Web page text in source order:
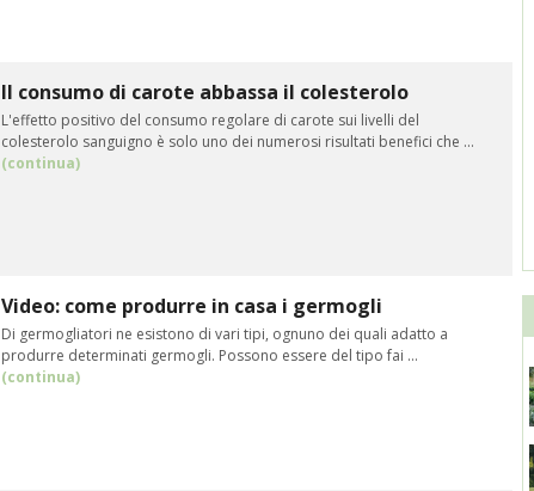
Il consumo di carote abbassa il colesterolo
L'effetto positivo del consumo regolare di carote sui livelli del
colesterolo sanguigno è solo uno dei numerosi risultati benefici che ...
(continua)
Video: come produrre in casa i germogli
Di germogliatori ne esistono di vari tipi, ognuno dei quali adatto a
produrre determinati germogli. Possono essere del tipo fai ...
(continua)